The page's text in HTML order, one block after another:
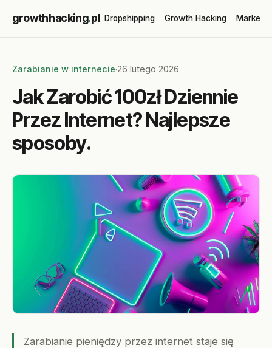
growthhacking.pl Dropshipping Growth Hacking
Zarabianie w internecie·26 lutego 2026
Jak Zarobić 100zł Dziennie
Przez Internet? Najlepsze
sposoby.
Zarabianie pieniędzy przez internet staje się